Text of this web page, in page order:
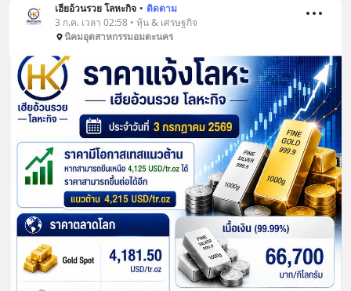
เฮียอ้วนรวย โลหะกิจ • ติดตาม
3 ก.ค. เวลา 02:58 • หุ้น & เศรษฐกิจ
นิคมอุตสาหกรรมอมตะนคร